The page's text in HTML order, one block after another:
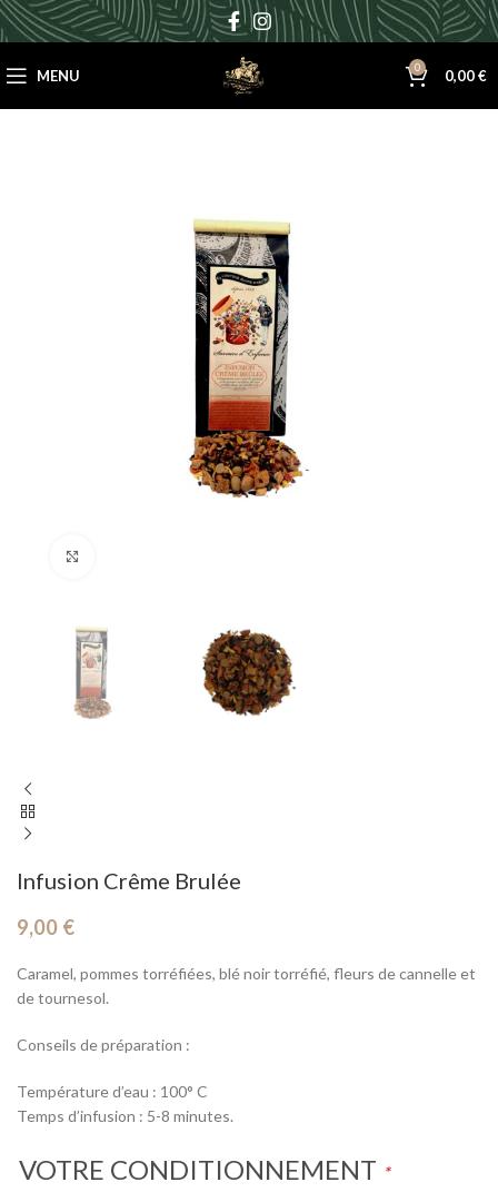
MENU 0 0,00€
Infusion Crême Brulée
9,00 €
Caramel, pommes torréfiées, blé noir torréfié, fleurs de cannelle et
de tournesol.
Conseils de préparation :
Température d’eau : 100° C
Temps d’infusion : 5-8 minutes.
VOTRE CONDITIONNEMENT *